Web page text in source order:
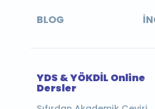
BLOG
YDS & YÖKDİL Online
Dersler